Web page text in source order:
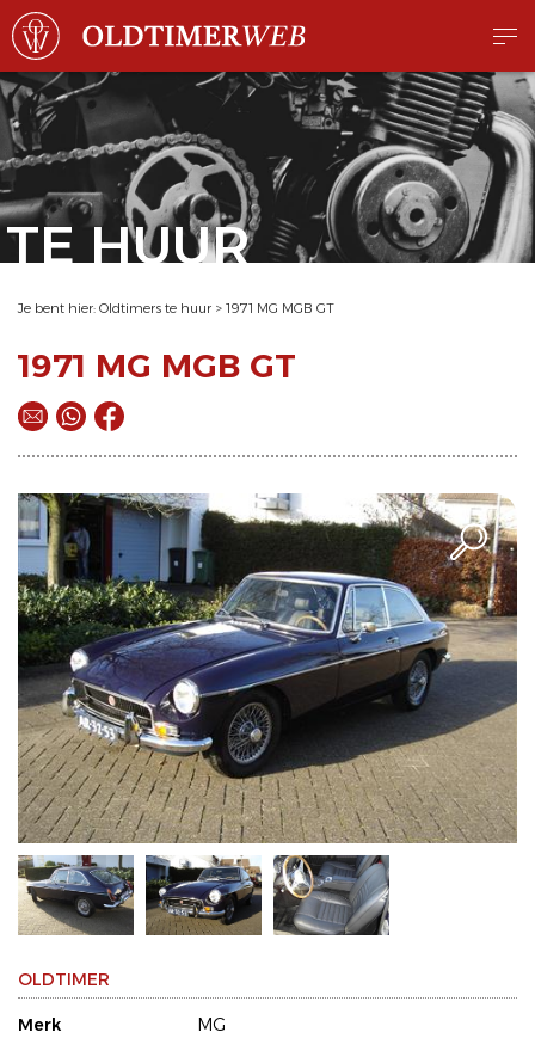
TE HUUR
Je bent hier: Oldtimers te huur > 1971 MG MGB GT
1971 MG MGB GT
OLDTIMER
Merk
MG